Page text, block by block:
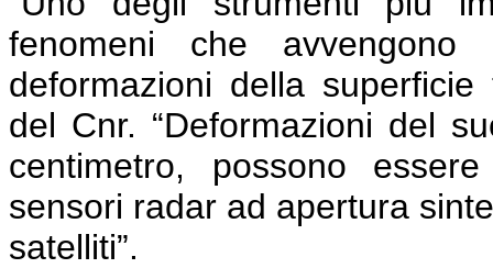
fenomeni che
deformazioni della
del Cnr. “Deformazioni del
centimetro, possono
sensori radar ad apertura
satelliti”.